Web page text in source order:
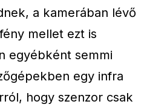
a kamerában lévő
mellet ezt is
egyébként semmi
egy infra
hogy szenzor csak